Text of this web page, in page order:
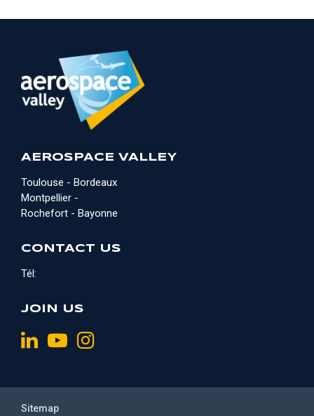
AEROSPACE VALLEY
Toulouse - Bordeaux
Montpellier -
Rochefort - Bayonne
CONTACT US
Tél:
JOIN US
Sitemap